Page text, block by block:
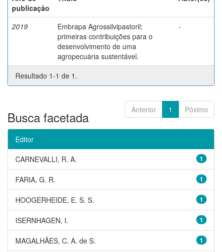
publicação
2019
Embrapa Agrossilvipastoril:
primeiras contribuições para o
desenvolvimento de uma
agropecuária sustentável.
-
Resultado 1-1 de 1.
Anterior 1 Póximo
Busca facetada
Editor
1
CARNEVALLI, R. A.
1
FARIA, G. R.
1
HOOGERHEIDE, E. S. S.
1
ISERNHAGEN, I.
1
MAGALHÃES, C. A. de S.